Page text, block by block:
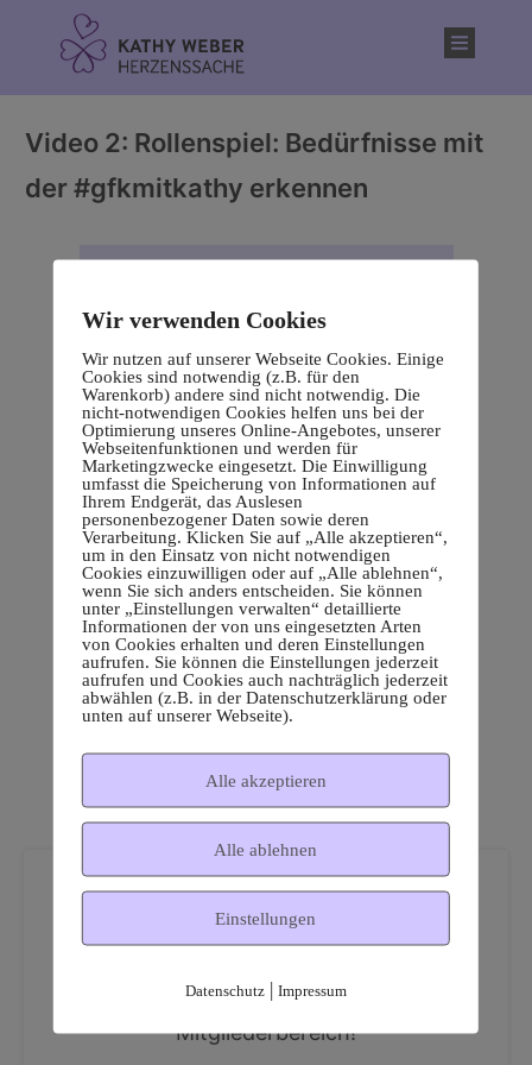
Video 2: Rollenspiel: Bedürfnisse mit
der #gfkmitkathy erkennen
Dies ist ein geschützter
Mitgliederbereich!
Wir verwenden Cookies
Wir nutzen auf unserer Webseite Cookies. Einige
Cookies sind notwendig (z.B. für den
Warenkorb) andere sind nicht notwendig. Die
nicht-notwendigen Cookies helfen uns bei der
Optimierung unseres Online-Angebotes, unserer
Webseitenfunktionen und werden für
Marketingzwecke eingesetzt. Die Einwilligung
umfasst die Speicherung von Informationen auf
Ihrem Endgerät, das Auslesen
personenbezogener Daten sowie deren
Verarbeitung. Klicken Sie auf „Alle akzeptieren“,
um in den Einsatz von nicht notwendigen
Cookies einzuwilligen oder auf „Alle ablehnen“,
wenn Sie sich anders entscheiden. Sie können
unter „Einstellungen verwalten“ detaillierte
Informationen der von uns eingesetzten Arten
von Cookies erhalten und deren Einstellungen
aufrufen. Sie können die Einstellungen jederzeit
aufrufen und Cookies auch nachträglich jederzeit
abwählen (z.B. in der Datenschutzerklärung oder
unten auf unserer Webseite).
Alle akzeptieren
Alle ablehnen
Einstellungen
Datenschutz| Impressum